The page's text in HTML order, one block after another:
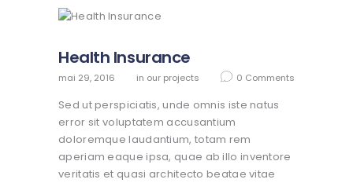
Health Insurance
mai 29, 2016 in our projects 0 Comments
Sed ut perspiciatis, unde omnis iste natus
error sit voluptatem accusantium
doloremque laudantium, totam rem
aperiam eaque ipsa, quae ab illo inventore
veritatis et quasi architecto beatae vitae